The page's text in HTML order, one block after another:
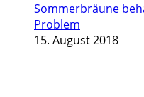
Sommerbräune
Problem
15. August 2018